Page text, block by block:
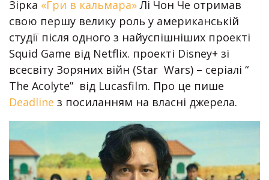
Зірка «Гри в кальмара»Лі Чон Че отримав
свою першу велику роль у американській
студії після одного з найуспішніших проекті
Squid Game від Netflix. проекті Disney+ зі
всесвіту Зоряних війн (Star Wars) – серіалі “
The Acolyte” від Lucasfilm. Про це пише
Deadline з посиланням на власні джерела.